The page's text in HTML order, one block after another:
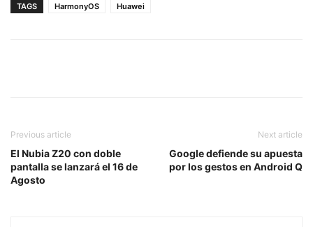
TAGS HarmonyOS Huawei
Previous article
El Nubia Z20 con doble
pantalla se lanzará el 16 de
Agosto
Next article
Google defiende su apuesta
por los gestos en Android Q